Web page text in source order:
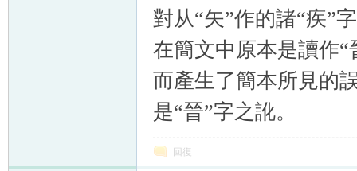
對从“矢”作的諸“疾”
在簡文中原本是讀作
而產生了簡本所見的
是“晉”字之訛。
回復